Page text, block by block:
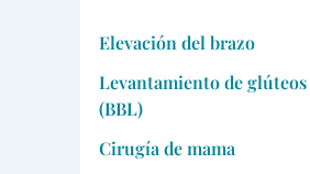
Elevación del brazo
Levantamiento de
(BBL)
Cirugía de mama